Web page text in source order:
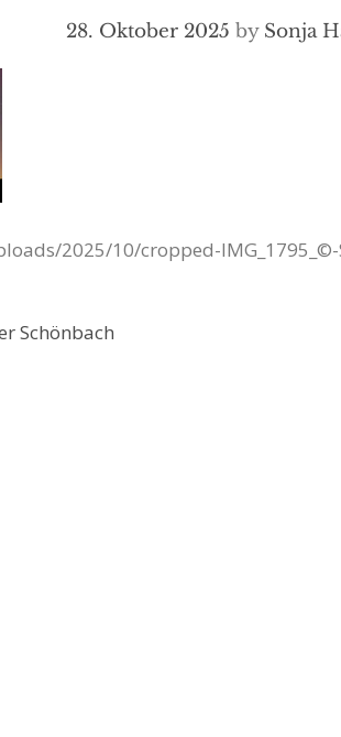
28. Oktober 2025 by Sonja
2025/10/cropped-
Schönbach